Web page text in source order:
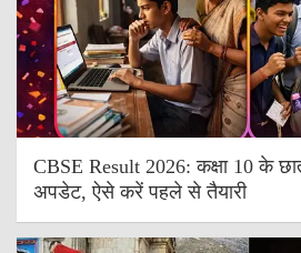
CBSE Result 2026: कक्षा 10 के
अपडेट, ऐसे करें पहले से तैयारी